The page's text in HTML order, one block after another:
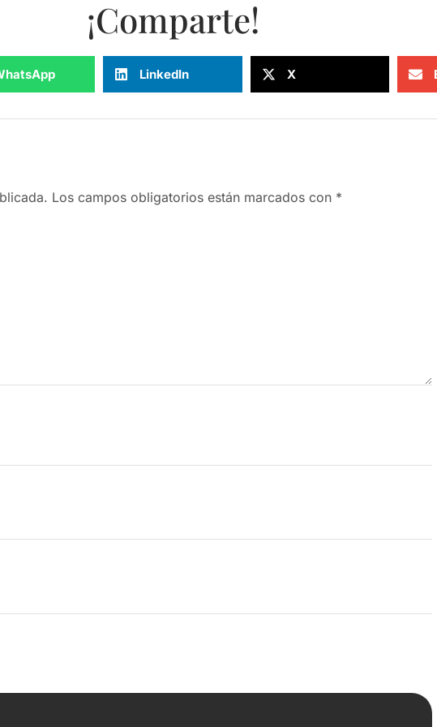
¡Comparte!
LinkedIn X
Los campos obligatorios están marcados con *